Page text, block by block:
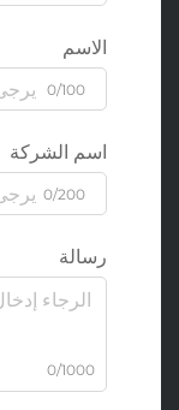
الاسم
0/100
اسم الشركة
0/200
رسالة
0/1000